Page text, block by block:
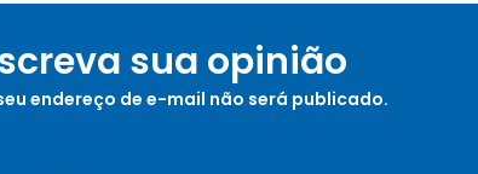
sua opinião
endereço de e-mail não será publicado.